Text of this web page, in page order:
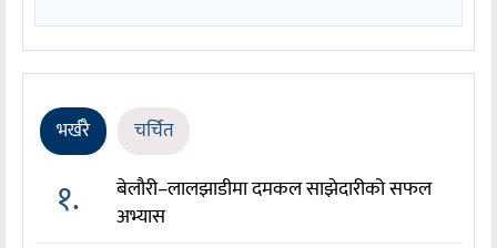
भर्खरै चर्चित
१.
बेलौरी–लालझाडीमा दमकल साझेदारीको सफल
अभ्यास